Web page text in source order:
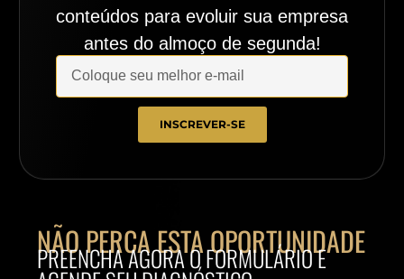
conteúdos para evoluir sua empresa
antes do almoço de segunda!
INSCREVER-SE
NÃO PERCA ESTA OPORTUNIDADE
PREENCHA AGORA O FORMULÁRIO E